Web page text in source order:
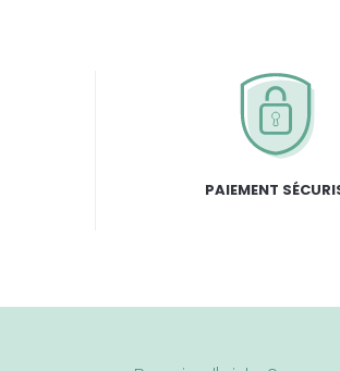
PAIEMENT